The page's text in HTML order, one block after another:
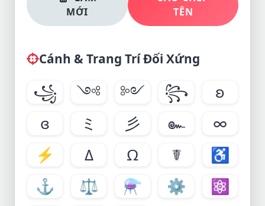
MỚI
TÊN
Cánh & Trang Trí Đối Xứng
꧁ ༺ ༻ ꧂
ʚ
ɞ
ミ 彡 ๛
∞
⚡
Δ Ω ☤
♿
⚓
⚖ ⚗ ⚙
⚛